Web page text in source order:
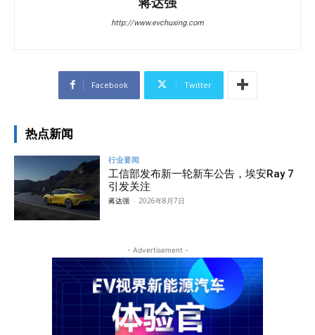
http://www.evchuxing.com
Facebook Twitter
热点新闻
行业要闻
工信部发布新一轮新车公告，埃安Ray 7
引发关注
蒋达强 - 2026年8月7日
- Advertisement -